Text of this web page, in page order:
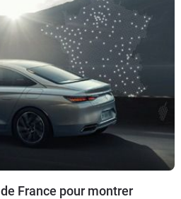
Rascasse et du casino en
Dévote
France pour montrer